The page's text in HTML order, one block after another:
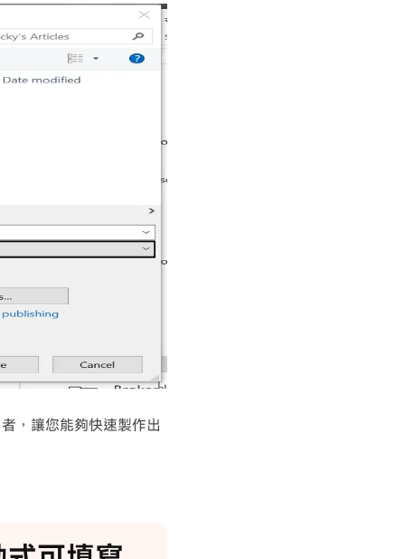
，讓您能夠快速製作出